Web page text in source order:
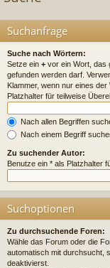
riff
Suchanfrage
Suche nach Wörtern:
Setze ein + vor ein Wort, das
gefunden werden darf.
Klammer, wenn nur eines
Platzhalter für teilweise
Nach allen Begriffen
Nach einem Begriff
Zu suchender Autor:
Benutze ein * als Platzhalter
Suchoptionen
Zu durchsuchende Foren:
Wähle das Forum oder die
automatisch mit durchsucht,
deaktivierst.